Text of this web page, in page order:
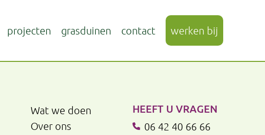
projecten grasduinen contact werken bij
Wat we doen
Over ons
HEEFT U VRAGEN
06 42 40 66 66